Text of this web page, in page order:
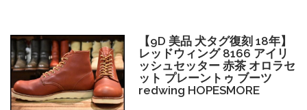
【9D 美品 犬タグ復刻 18年】
レッドウィング 8166 アイリ
ッシュセッター 赤茶 オロラセ
ット プレーントゥ ブーツ
redwing HOPESMORE